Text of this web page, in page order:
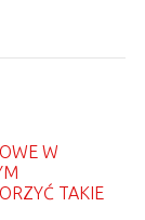
W
TAKIE